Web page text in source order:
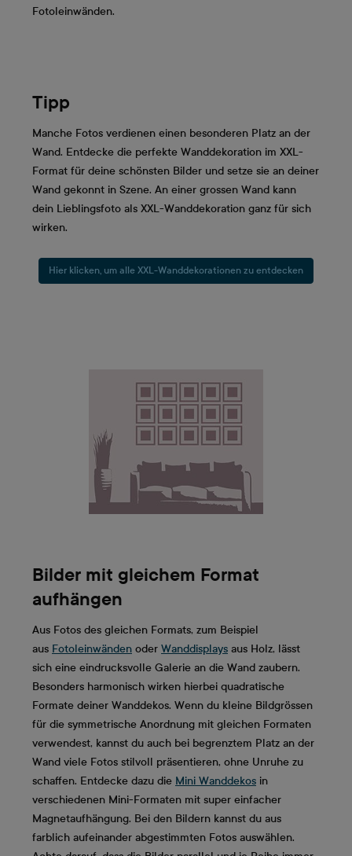
Fotoleinwänden.
Tipp
Manche Fotos verdienen einen besonderen Platz an der
Wand. Entdecke die perfekte Wanddekoration im XXL-
Format für deine schönsten Bilder und setze sie an deiner
Wand gekonnt in Szene. An einer grossen Wand kann
dein Lieblingsfoto als XXL-Wanddekoration ganz für sich
wirken.
Hier klicken, um alle XXL-Wanddekorationen zu entdecken
Bilder mit gleichem Format
aufhängen
Aus Fotos des gleichen Formats, zum Beispiel
aus Fotoleinwänden oder Wanddisplays aus Holz, lässt
sich eine eindrucksvolle Galerie an die Wand zaubern.
Besonders harmonisch wirken hierbei quadratische
Formate deiner Wanddekos. Wenn du kleine Bildgrössen
für die symmetrische Anordnung mit gleichen Formaten
verwendest, kannst du auch bei begrenztem Platz an der
Wand viele Fotos stilvoll präsentieren, ohne Unruhe zu
schaffen. Entdecke dazu die Mini Wanddekos in
verschiedenen Mini-Formaten mit super einfacher
Magnetaufhängung. Bei den Bildern kannst du aus
farblich aufeinander abgestimmten Fotos auswählen.